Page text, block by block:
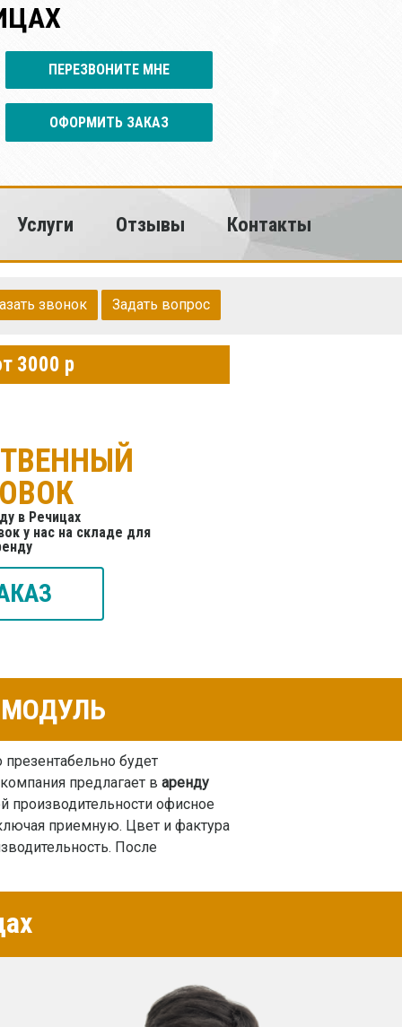
ПЕРЕЗВОНИТЕ МНЕ
ОФОРМИТЬ ЗАКАЗ
Услуги Отзывы Контакты
звонок Задать вопрос
3000 р
в Речицах
у нас на складе для
МОДУЛЬ
будет
предлагает в аренду
офисное
приемную. Цвет и фактура
После